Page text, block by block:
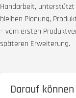
Handarbeit, unterstützt
bleiben Planung,
– vom ersten
späteren Erweiterung.
Darauf